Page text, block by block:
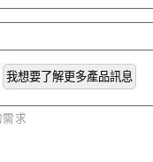
我想要了解更多產品訊息